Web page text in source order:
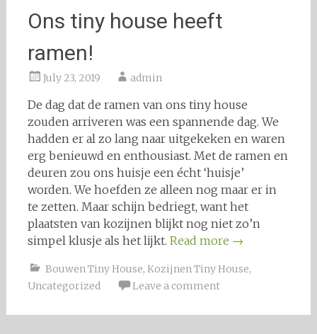
Ons tiny house heeft
ramen!
July 23, 2019 admin
De dag dat de ramen van ons tiny house
zouden arriveren was een spannende dag. We
hadden er al zo lang naar uitgekeken en waren
erg benieuwd en enthousiast. Met de ramen en
deuren zou ons huisje een écht ‘huisje’
worden. We hoefden ze alleen nog maar er in
te zetten. Maar schijn bedriegt, want het
plaatsten van kozijnen blijkt nog niet zo’n
simpel klusje als het lijkt. Read more →
Bouwen Tiny House, Kozijnen Tiny House,
Uncategorized
Leave a comment